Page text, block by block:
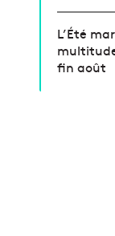
L’Été
fin août